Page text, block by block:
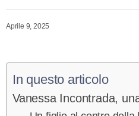
Aprile 9, 2025
In questo articolo
Vanessa Incontrada,